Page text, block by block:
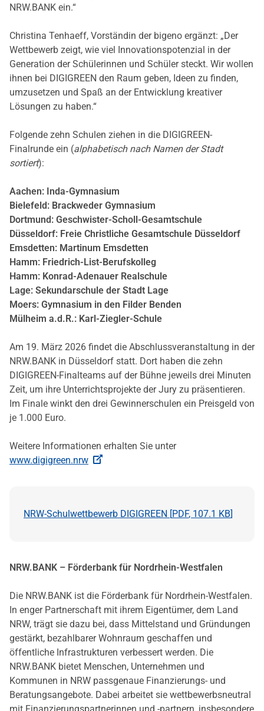
NRW.BANK ein.“
Christina Tenhaeff, Vorständin der bigeno ergänzt: „Der
Wettbewerb zeigt, wie viel Innovationspotenzial in der
Generation der Schülerinnen und Schüler steckt. Wir wollen
ihnen bei DIGIGREEN den Raum geben, Ideen zu finden,
umzusetzen und Spaß an der Entwicklung kreativer
Lösungen zu haben.“
Folgende zehn Schulen ziehen in die DIGIGREEN-
Finalrunde ein (alphabetisch nach Namen der Stadt
sortiert):
Aachen: Inda-Gymnasium
Bielefeld: Brackweder Gymnasium
Dortmund: Geschwister-Scholl-Gesamtschule
Düsseldorf: Freie Christliche Gesamtschule Düsseldorf
Emsdetten: Martinum Emsdetten
Hamm: Friedrich-List-Berufskolleg
Hamm: Konrad-Adenauer Realschule
Lage: Sekundarschule der Stadt Lage
Moers: Gymnasium in den Filder Benden
Mülheim a.d.R.: Karl-Ziegler-Schule
Am 19. März 2026 findet die Abschlussveranstaltung in der
NRW.BANK in Düsseldorf statt. Dort haben die zehn
DIGIGREEN-Finalteams auf der Bühne jeweils drei Minuten
Zeit, um ihre Unterrichtsprojekte der Jury zu präsentieren.
Im Finale winkt den drei Gewinnerschulen ein Preisgeld von
je 1.000 Euro.
Weitere Informationen erhalten Sie unter
www.digigreen.nrw
NRW-Schulwettbewerb DIGIGREEN [PDF, 107.1 KB]
NRW.BANK – Förderbank für Nordrhein-Westfalen
Die NRW.BANK ist die Förderbank für Nordrhein-Westfalen.
In enger Partnerschaft mit ihrem Eigentümer, dem Land
NRW, trägt sie dazu bei, dass Mittelstand und Gründungen
gestärkt, bezahlbarer Wohnraum geschaffen und
öffentliche Infrastrukturen verbessert werden. Die
NRW.BANK bietet Menschen, Unternehmen und
Kommunen in NRW passgenaue Finanzierungs- und
Beratungsangebote. Dabei arbeitet sie wettbewerbsneutral